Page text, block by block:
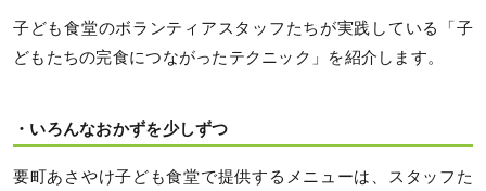
子ども食堂のボランティアスタッフたちが実践している「子
どもたちの完食につながったテクニック」を紹介します。
・いろんなおかずを少しずつ
要町あさやけ子ども食堂で提供するメニューは、スタッフた